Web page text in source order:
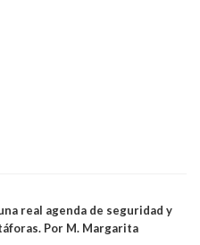
real agenda de seguridad y
Por M. Margarita